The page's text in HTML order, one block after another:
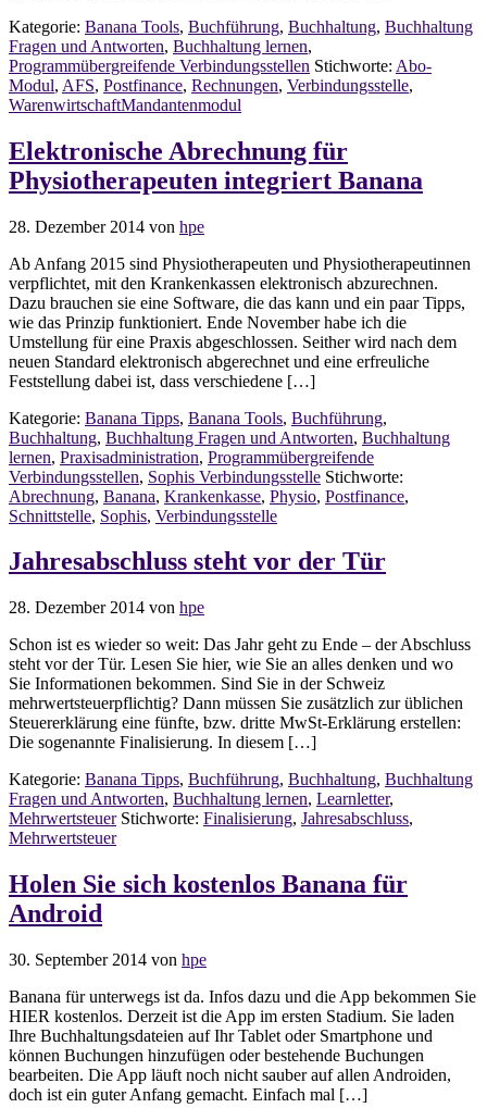
Kategorie: Banana Tools, Buchführung, Buchhaltung, Buchhaltung
Fragen und Antworten, Buchhaltung lernen,
Programmübergreifende Verbindungsstellen Stichworte: Abo-
Modul, AFS, Postfinance, Rechnungen, Verbindungsstelle,
WarenwirtschaftMandantenmodul
Elektronische Abrechnung für
Physiotherapeuten integriert Banana
28. Dezember 2014 von hpe
Ab Anfang 2015 sind Physiotherapeuten und Physiotherapeutinnen
verpflichtet, mit den Krankenkassen elektronisch abzurechnen.
Dazu brauchen sie eine Software, die das kann und ein paar Tipps,
wie das Prinzip funktioniert. Ende November habe ich die
Umstellung für eine Praxis abgeschlossen. Seither wird nach dem
neuen Standard elektronisch abgerechnet und eine erfreuliche
Feststellung dabei ist, dass verschiedene […]
Kategorie: Banana Tipps, Banana Tools, Buchführung,
Buchhaltung, Buchhaltung Fragen und Antworten, Buchhaltung
lernen, Praxisadministration, Programmübergreifende
Verbindungsstellen, Sophis Verbindungsstelle Stichworte:
Abrechnung, Banana, Krankenkasse, Physio, Postfinance,
Schnittstelle, Sophis, Verbindungsstelle
Jahresabschluss steht vor der Tür
28. Dezember 2014 von hpe
Schon ist es wieder so weit: Das Jahr geht zu Ende – der Abschluss
steht vor der Tür. Lesen Sie hier, wie Sie an alles denken und wo
Sie Informationen bekommen. Sind Sie in der Schweiz
mehrwertsteuerpflichtig? Dann müssen Sie zusätzlich zur üblichen
Steuererklärung eine fünfte, bzw. dritte MwSt-Erklärung erstellen:
Die sogenannte Finalisierung. In diesem […]
Kategorie: Banana Tipps, Buchführung, Buchhaltung, Buchhaltung
Fragen und Antworten, Buchhaltung lernen, Learnletter,
Mehrwertsteuer Stichworte: Finalisierung, Jahresabschluss,
Mehrwertsteuer
Holen Sie sich kostenlos Banana für
Android
30. September 2014 von hpe
Banana für unterwegs ist da. Infos dazu und die App bekommen Sie
HIER kostenlos. Derzeit ist die App im ersten Stadium. Sie laden
Ihre Buchhaltungsdateien auf Ihr Tablet oder Smartphone und
können Buchungen hinzufügen oder bestehende Buchungen
bearbeiten. Die App läuft noch nicht sauber auf allen Androiden,
doch ist ein guter Anfang gemacht. Einfach mal […]